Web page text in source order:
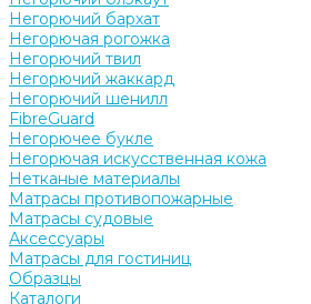
Негорючий бархат
Негорючая рогожка
Негорючий твил
Негорючий жаккард
Негорючий шенилл
FibreGuard
Негорючее букле
Негорючая искусственная кожа
Нетканые материалы
Матрасы противопожарные
Матрасы судовые
Аксессуары
Матрасы для гостиниц
Образцы
Каталоги